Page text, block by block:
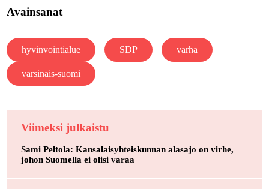
Avainsanat
hyvinvointialue SDP varha
varsinais-suomi
Viimeksi julkaistu
Sami Peltola: Kansalaisyhteiskunnan alasajo on virhe,
johon Suomella ei olisi varaa